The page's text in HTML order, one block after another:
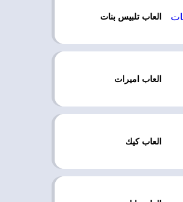
العاب تلبيس بنات
العاب اميرات
العاب كيك